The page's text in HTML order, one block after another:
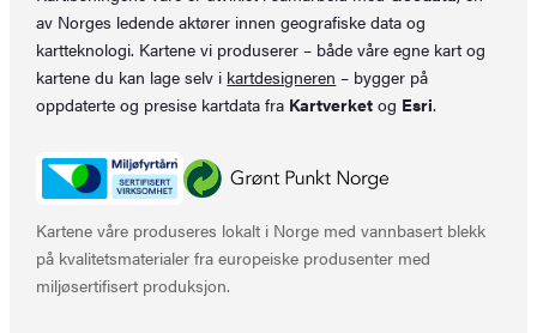
av Norges ledende aktører innen geografiske data og
kartteknologi. Kartene vi produserer – både våre egne kart og
kartene du kan lage selv i kartdesigneren – bygger på
oppdaterte og presise kartdata fra Kartverket og Esri.
Kartene våre produseres lokalt i Norge med vannbasert blekk
på kvalitetsmaterialer fra europeiske produsenter med
miljøsertifisert produksjon.